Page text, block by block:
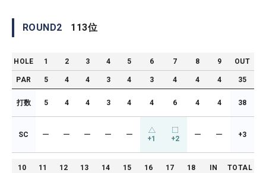
ROUND2 113位
HOLE 1 2 3 4 5 6 7 8 9 OUT
PAR 5 4 4 3 4 3 4 4 4 35
打数 5 4 4 3 4 4 6 4 4 38
SC ー ー ー ー ー +1 +2 ー ー +3
10 11 12 13 14 15 16 17 18 IN TOTAL